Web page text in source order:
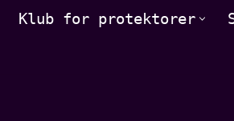
Klub for protektorer